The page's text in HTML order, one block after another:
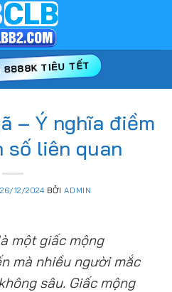
8888K TIÊU TẾT
– Ý nghĩa điềm
số liên quan
26/12/2024 BỞIADMIN
một giấc mộng
mà nhiều người mắc
sâu. Giấc mộng